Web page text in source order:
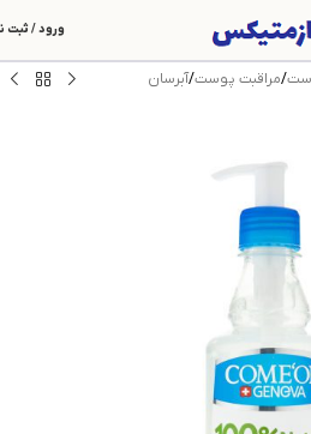
ورود / ثبت
/مراقبت پوست/آبرسان